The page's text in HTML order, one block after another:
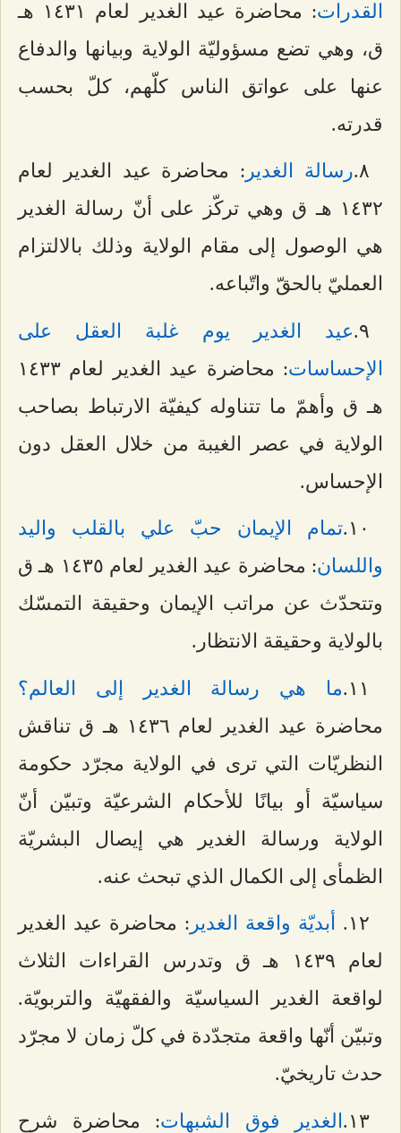
القدرات
: محاضرة عيد الغدير لعام ۱٤٣۱ هـ
ق، وهي تضع مسؤوليّة الولاية وبيانها والدفاع
عنها على عواتق الناس كلّهم، كلّ بحسب
قدرته.
۸. رسالة الغدير : محاضرة عيد الغدير لعام
۱٤٣٢ هـ ق وهي تركّز على أنّ رسالة الغدير
هي الوصول إلى مقام الولاية وذلك بالالتزام
العمليّ بالحقّ واتّباعه.
٩. عيد الغدير يوم غلبة العقل على
الإحساسات
: محاضرة عيد الغدير لعام ۱٤٣٣
هـ ق وأهمّ ما تتناوله كيفيّة الارتباط بصاحب
الولاية في عصر الغيبة من خلال العقل دون
الإحساس.
۱۰. تمام الإيمان حبّ علي بالقلب واليد
واللسان
: محاضرة عيد الغدير لعام ۱٤٣٥ هـ ق
وتتحدّث عن مراتب الإيمان وحقيقة التمسّك
بالولاية وحقيقة الانتظار.
۱۱. ما هي رسالة الغدير إلى العالم؟
محاضرة عيد الغدير لعام ۱٤٣٦ هـ ق تناقش
النظريّات التي ترى في الولاية مجرّد حكومة
سياسيّة أو بيانًا للأحكام الشرعيّة وتبيّن أنّ
الولاية ورسالة الغدير هي إيصال البشريّة
الظمأى إلى الكمال الذي تبحث عنه.
۱٢. أبديّة واقعة الغدير : محاضرة عيد الغدير
لعام ۱٤٣٩ هـ ق وتدرس القراءات الثلاث
لواقعة الغدير السياسيّة والفقهيّة والتربويّة.
وتبيّن أنّها واقعة متجدّدة في كلّ زمان لا مجرّد
حدث تاريخيّ.
۱٣. الغدير فوق الشبهات: محاضرة شرح